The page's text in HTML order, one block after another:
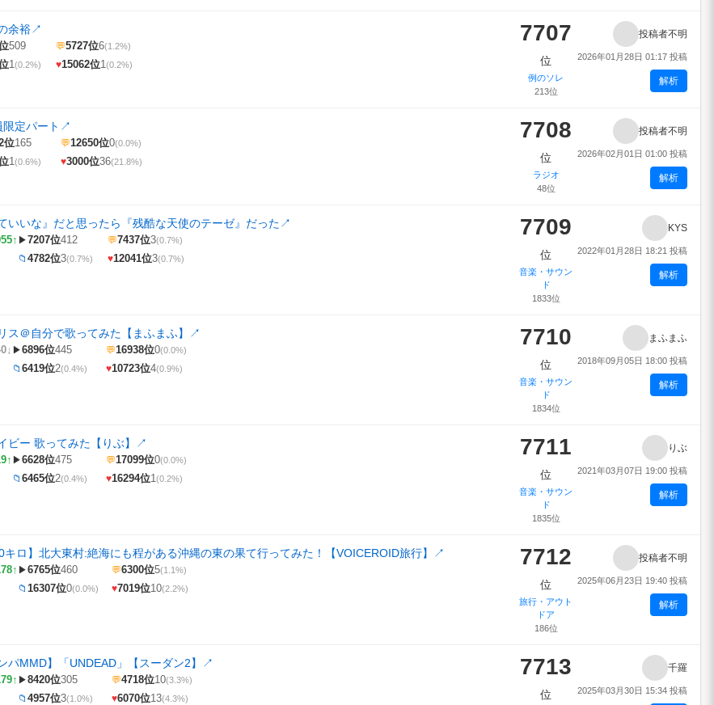
余裕↗
509 💬5727位6(1.2%)
1(0.2%) ♥15062位1(0.2%)
7707
位
例のソレ
213位
投稿者不明
2026年01月28日 01:17 投稿
解析
定パート ↗
位165 💬12650位0(0.0%)
1(0.6%) ♥3000位36(21.8%)
7708
位
ラジオ
48位
投稿者不明
2026年02月01日 01:00 投稿
解析
いいな』だと思ったら『残酷な天使のテーゼ』だった↗
▶7207位412 💬7437位3(0.7%)
📁 4782位3(0.7%) ♥12041位3(0.7%)
7709
位
音楽・サウン
ド
1833位
KYS
2022年01月28日 18:21 投稿
解析
ス＠自分で歌ってみた【まふまふ】 ↗
▶6896位445 💬16938位0(0.0%)
📁 6419位2(0.4%) ♥10723位4(0.9%)
7710
位
音楽・サウン
ド
1834位
まふまふ
2018年09月05日 18:00 投稿
解析
ビー 歌ってみた【りぶ】 ↗
▶6628位475 💬17099位0(0.0%)
📁 6465位2(0.4%) ♥16294位1(0.2%)
7711
位
音楽・サウン
ド
1835位
りぶ
2021年03月07日 19:00 投稿
解析
キロ】北大東村:絶海にも程がある沖縄の東の果て行ってみた！【VOICEROID旅行】 ↗
▶6765位460 💬6300位5(1.1%)
📁 16307位0(0.0%) ♥7019位10(2.2%)
7712
位
旅行・アウト
ドア
186位
投稿者不明
2025年06月23日 19:40 投稿
解析
パMMD】「UNDEAD」【スーダン2】 ↗
▶8420位305 💬4718位10(3.3%)
📁 4957位3(1.0%) ♥6070位13(4.3%)
7713
位
千羅
2025年03月30日 15:34 投稿